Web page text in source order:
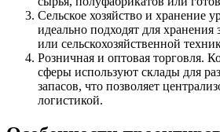
Сельское хозяйство и хранение
идеально подходят для
или сельскохозяйственной
Розничная и оптовая торговля.
сферы используют склады для
запасов, что позволяет
логистикой.